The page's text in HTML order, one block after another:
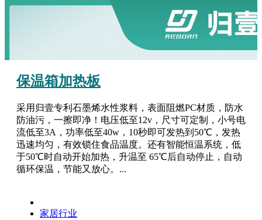
保温箱加热板
采用归壹专利石墨烯水性浆料，表面阻燃PC材质，防水
防油污，一擦即净！电压低至12v，尺寸可定制，小号电
流低至3A，功率低至40w，10秒即可发热到50℃，发热
迅速均匀，有效锁住食品温度。还有智能恒温系统，低
于50℃时自动开始加热，升温至 65℃后自动停止，自动
循环保温，节能又放心。...
家居行业